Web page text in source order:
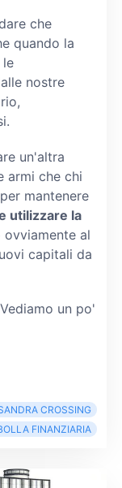
che
quando la
nostre
un'altra
armi che chi
mantenere
utilizzare la
al
capitali da
un po'
CROSSING
FINANZIARIA